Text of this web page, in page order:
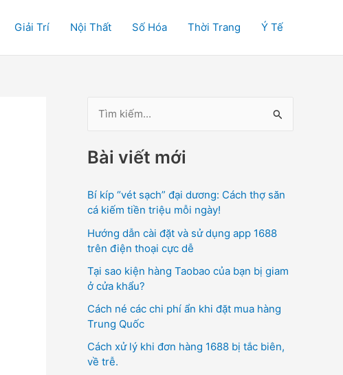
Giải Trí Nội Thất Số Hóa Thời Trang Ý Tế
m
i
m
Bài viết mới
Bí kíp “vét sạch” đại dương: Cách thợ săn
cá kiếm tiền triệu mỗi ngày!
Hướng dẫn cài đặt và sử dụng app 1688
trên điện thoại cực dễ
Tại sao kiện hàng Taobao của bạn bị giam
ở cửa khẩu?
Cách né các chi phí ẩn khi đặt mua hàng
Trung Quốc
Cách xử lý khi đơn hàng 1688 bị tắc biên,
về trễ.